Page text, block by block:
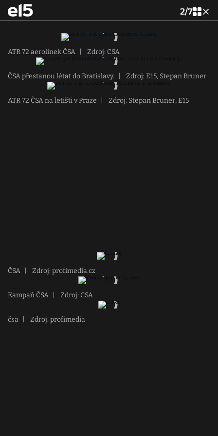
2/7
ATR 72 aerolinek ČSA Zdroj: CSA
ČSA přestanou létat do Bratislavy. Zdroj: E15, Stepan Bruner
ATR 72 ČSA na letišti v Praze Zdroj: Stepan Bruner, E15
ČSA Zdroj: profimedia.cz
Kampaň ČSA Zdroj: CSA
čsa Zdroj: profimedia